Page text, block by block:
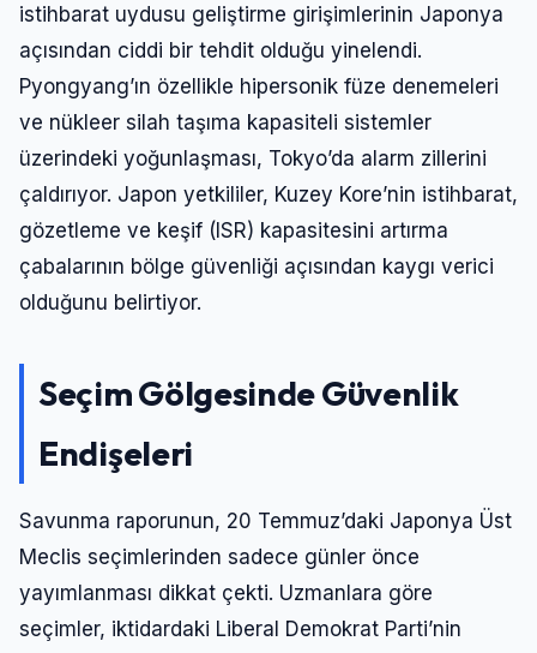
istihbarat uydusu geliştirme girişimlerinin Japonya
açısından ciddi bir tehdit olduğu yinelendi.
Pyongyang’ın özellikle hipersonik füze denemeleri
ve nükleer silah taşıma kapasiteli sistemler
üzerindeki yoğunlaşması, Tokyo’da alarm zillerini
çaldırıyor. Japon yetkililer, Kuzey Kore’nin istihbarat,
gözetleme ve keşif (ISR) kapasitesini artırma
çabalarının bölge güvenliği açısından kaygı verici
olduğunu belirtiyor.
Seçim Gölgesinde Güvenlik
Endişeleri
Savunma raporunun, 20 Temmuz’daki Japonya Üst
Meclis seçimlerinden sadece günler önce
yayımlanması dikkat çekti. Uzmanlara göre
seçimler, iktidardaki Liberal Demokrat Parti’nin